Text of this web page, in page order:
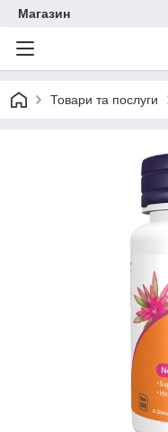
Магазин
Товари та послуги